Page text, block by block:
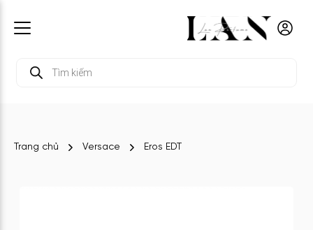
kiếm
Trang chủ Versace Eros EDT